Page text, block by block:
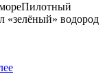
«зелёный» водород